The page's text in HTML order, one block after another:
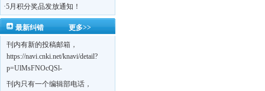
·5月积分奖品发放通知！
更多>>
最新纠错
刊内有新的投稿邮箱，
https://navi.cnki.net/knavi/detail?
p=UlMsFNOcQSl-
刊内只有一个编辑部电话，